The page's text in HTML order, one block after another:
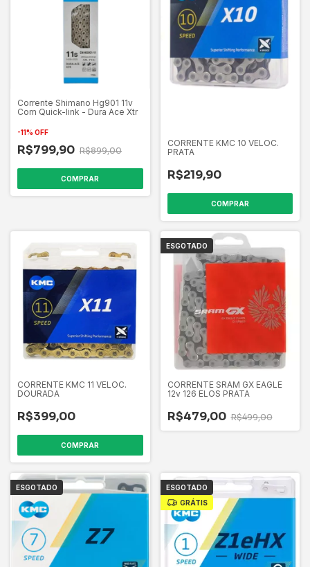
Corrente Shimano Hg901 11v
Com Quick-link - Dura Ace Xtr
-11% OFF
R$799,90 R$899,00
COMPRAR
CORRENTE KMC 10 VELOC.
PRATA
R$219,90
COMPRAR
CORRENTE KMC 11 VELOC.
DOURADA
R$399,00
COMPRAR
ESGOTADO
CORRENTE SRAM GX EAGLE
12v 126 ELOS PRATA
R$479,00 R$499,00
ESGOTADO
ESGOTADO
GRÁTIS